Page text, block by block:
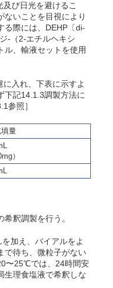
び日光を避けるこ
ないことを目視により
る際には、DEHP〔di-
-（2-エチルヘキシ
ル、輸液セットを使用
入れ、下表に示すよ
下記14.1.3調製方法に
参照］
量
）
釈調製を行う。
加え、バイアルをよ
で待ち、微粒子がない
〜25℃では、24時間安
生理食塩液で希釈しな